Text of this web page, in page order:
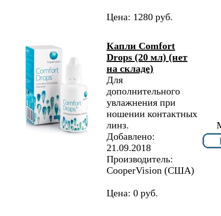
Цена: 1280 руб.
Капли Comfort
Drops (20 мл) (нет
на складе)
Для
дополнительного
увлажнения при
ношении контактных
линз.
Добавлено:
21.09.2018
Производитель:
CooperVision (США)
Цена: 0 руб.